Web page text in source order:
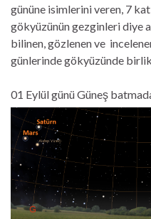
gününe isimlerini veren, 7
gökyüzünün gezginleri diye
bilinen, gözlenen ve
günlerinde gökyüzünde
01 Eylül günü Güneş